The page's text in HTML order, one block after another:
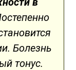
Болезнь
тонус.